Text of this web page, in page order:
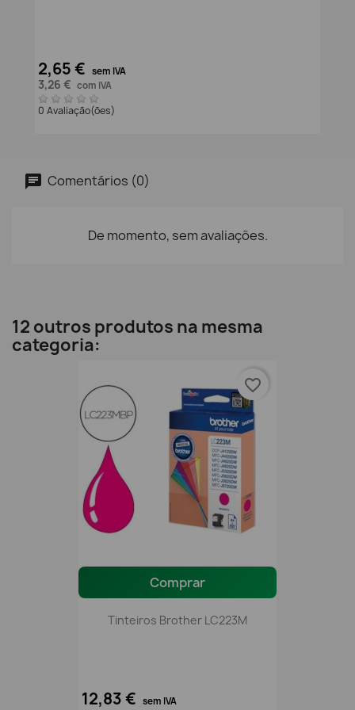
2,65 € sem IVA
3,26 € com IVA
0 Avaliação(ões)
Comentários (0)
De momento, sem avaliações.
12 outros produtos na mesma
categoria:
Comprar
Tinteiros Brother LC223M
12,83 € sem IVA
favorite_border